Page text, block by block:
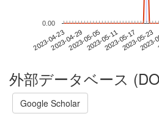
2023-04-232023-04-292023-05-052023-05-112023-05-172023-05-23
0.00
外部データベース
Google Scholar